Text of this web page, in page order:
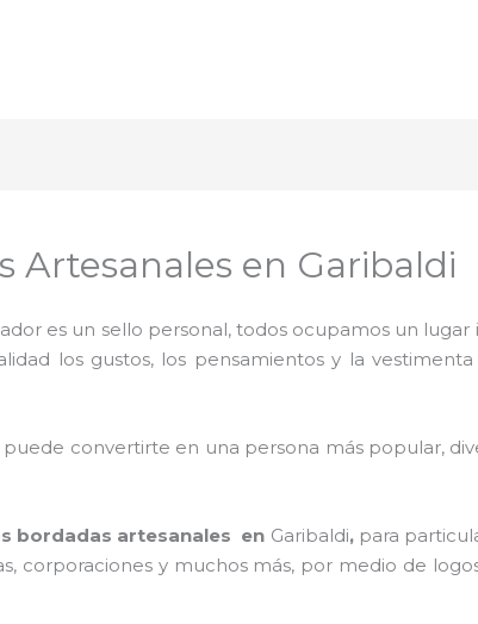
Artesanales en Garibaldi
es un sello personal, todos ocupamos un
los gustos, los pensamientos y la
convertirte en una persona más popular,
bordadas artesanales en Garibaldi, para
corporaciones y muchos más, por medio de